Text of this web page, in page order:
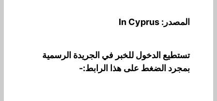
المصدر: In Cyprus
تستطيع الدخول للخبر في الجريدة الرسمية
بمجرد الضغط على هذا الرابط:-